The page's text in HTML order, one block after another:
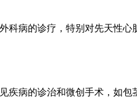
科病的诊疗，特别对先天性心
疾病的诊治和微创手术，如包